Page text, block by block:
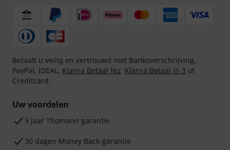
Betaalt u veilig en vertrouwd met Bankoverschrijving,
PayPal, iDEAL, Klarna Betaal Nu, Klarna Betaal in 3 of
Creditcard.
Uw voordelen
3 jaar Thomann garantie
30 dagen Money Back-garantie